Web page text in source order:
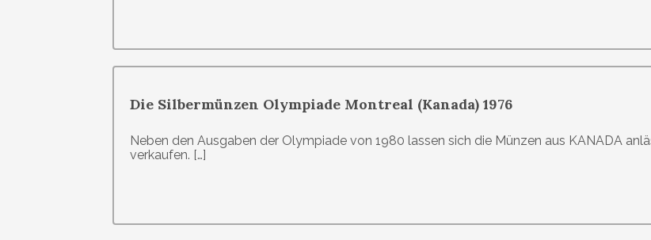
Die Silbermünzen Olympiade Montreal (Kanada) 1976
Neben den Ausgaben der Olympiade von 1980 lassen sich die Münzen aus KANADA
verkaufen. […]